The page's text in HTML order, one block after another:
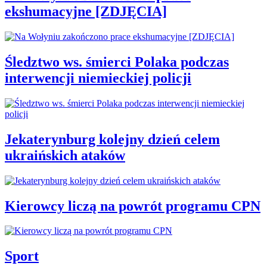
ekshumacyjne [ZDJĘCIA]
Śledztwo ws. śmierci Polaka podczas
interwencji niemieckiej policji
Jekaterynburg kolejny dzień celem
ukraińskich ataków
Kierowcy liczą na powrót programu CPN
Sport